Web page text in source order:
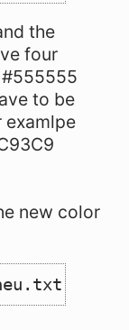
the
four
to be
examlpe
new color